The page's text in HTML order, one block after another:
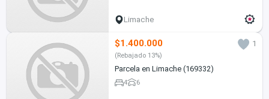
Limache
$1.400.000 1
(Rebajado 13%)
Parcela en Limache (169332)
4 6